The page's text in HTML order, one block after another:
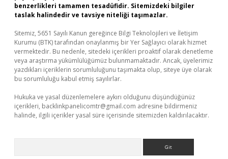
benzerlikleri tamamen tesadüfidir. Sitemizdeki bilgiler
taslak halindedir ve tavsiye niteliği taşımazlar.
Sitemiz, 5651 Sayılı Kanun gereğince Bilgi Teknolojileri ve İletişim
Kurumu (BTK) tarafından onaylanmış bir Yer Sağlayıcı olarak hizmet
vermektedir. Bu nedenle, sitedeki içerikleri proaktif olarak denetleme
veya araştırma yükümlülüğümüz bulunmamaktadır. Ancak, üyelerimiz
yazdıkları içeriklerin sorumluluğunu taşımakta olup, siteye üye olarak
bu sorumluluğu kabul etmiş sayılırlar.
Hukuka ve yasal düzenlemelere aykırı olduğunu düşündüğünüz
içerikleri, backlinkpanelicomtr@gmail.com adresine bildirmeniz
halinde, ilgili içerikler yasal süre içerisinde sitemizden kaldırılacaktır.